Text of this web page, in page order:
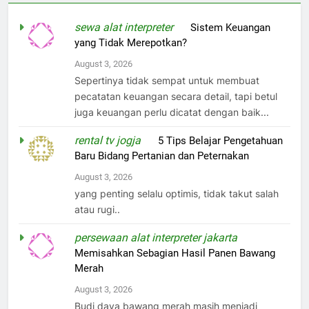
sewa alat interpreteronSistem Keuangan
yang Tidak Merepotkan?
August 3, 2026
Sepertinya tidak sempat untuk membuat
pecatatan keuangan secara detail, tapi betul
juga keuangan perlu dicatat dengan baik...
rental tv jogja
5 Tips Belajar Pengetahuan
Baru Bidang Pertanian dan Peternakan
August 3, 2026
yang penting selalu optimis, tidak takut salah
atau rugi..
persewaan alat interpreter jakarta
Memisahkan Sebagian Hasil Panen Bawang
Merah
August 3, 2026
Budi daya bawang merah masih menjadi